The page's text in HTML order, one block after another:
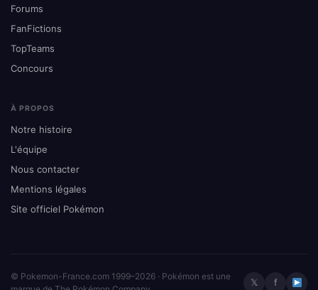
Forums
FanFictions
TopTeams
Concours
À PROPOS
Notre histoire
L'équipe
Nous contacter
Mentions légales
Site officiel Pokémon
© Pokemon-France.com 1999–2026 · Pokémon est une
𝕏 f